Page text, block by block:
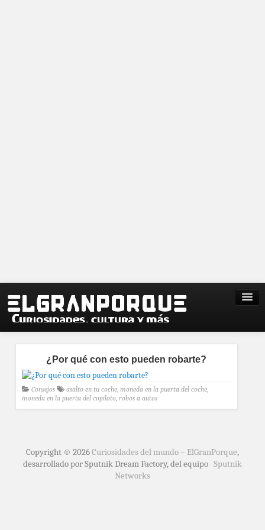
¿Por qué con esto pueden robarte?
Consejos asalto en tu coche, moneda en la puerta del coche,
moneda en la puerta del copiloto, robos a autos
Copyright © 2026Curiosidades del mundo – ElGranPorque,
desarrollado por Sputnik Dream Factory, del equipo Sputnik
Networks